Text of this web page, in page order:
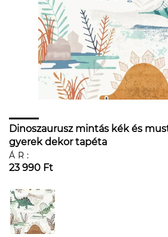
Dinoszaurusz mintás kék és
gyerek dekor tapéta
ÁR:
23 990 Ft